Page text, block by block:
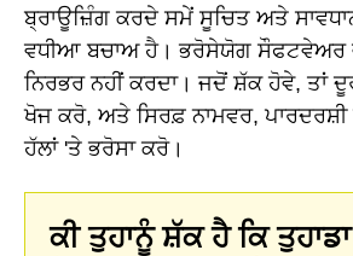
ਬ੍ਰਾਊਜ਼ਿੰਗ ਕਰਦੇ ਸਮੇਂ ਸੂਚਿਤ ਅਤੇ
ਵਧੀਆ ਬਚਾਅ ਹੈ। ਭਰੋਸੇਯੋਗ
ਨਿਰਭਰ ਨਹੀਂ ਕਰਦਾ। ਜਦੋਂ ਸ਼ੱਕ ਹੋਵੇ, ਤਾਂ
ਖੋਜ ਕਰੋ, ਅਤੇ ਸਿਰਫ਼ ਨਾਮਵਰ,
ਹੱਲਾਂ 'ਤੇ ਭਰੋਸਾ ਕਰੋ।
ਕੀ ਤੁਹਾਨੂੰ ਸ਼ੱਕ ਹੈ ਕਿ